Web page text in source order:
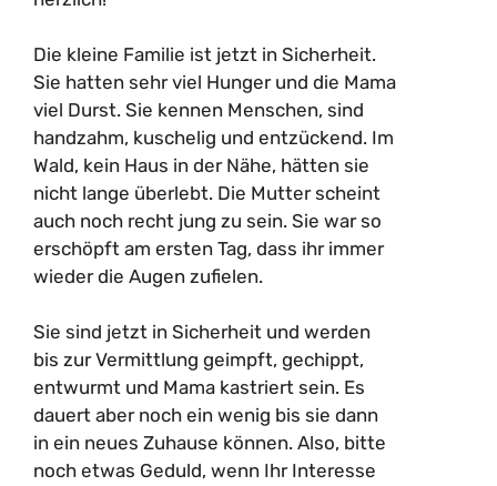
Die kleine Familie ist jetzt in Sicherheit.
Sie hatten sehr viel Hunger und die Mama
viel Durst. Sie kennen Menschen, sind
handzahm, kuschelig und entzückend. Im
Wald, kein Haus in der Nähe, hätten sie
nicht lange überlebt. Die Mutter scheint
auch noch recht jung zu sein. Sie war so
erschöpft am ersten Tag, dass ihr immer
wieder die Augen zufielen.
Sie sind jetzt in Sicherheit und werden
bis zur Vermittlung geimpft, gechippt,
entwurmt und Mama kastriert sein. Es
dauert aber noch ein wenig bis sie dann
in ein neues Zuhause können. Also, bitte
noch etwas Geduld, wenn Ihr Interesse